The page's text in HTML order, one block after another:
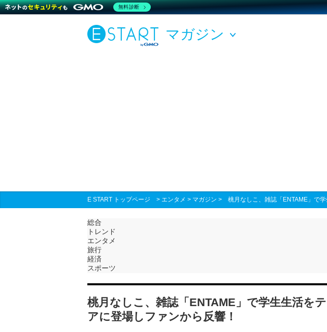
マガジン
E START トップページ > エンタメ > マガジン > 桃月なしこ、雑誌「ENTAME」で
総合
トレンド
エンタメ
旅行
経済
スポーツ
桃月なしこ、雑誌「ENTAME」で学生生活を
アに登場しファンから反響！
無料診断